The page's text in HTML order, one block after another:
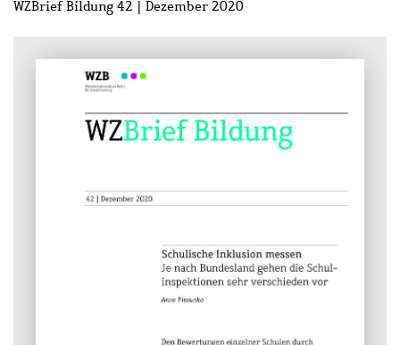
WZBrief Bildung 42 | Dezember 2020